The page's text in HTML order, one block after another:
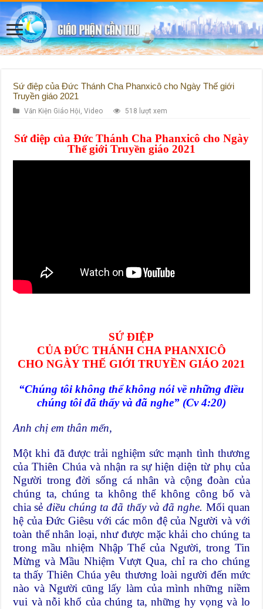
Sứ điệp của Đức Thánh Cha Phanxicô cho Ngày Thế giới
Truyền giáo 2021
Văn Kiện Giáo Hội ,Video 518 lượt xem
Sứ điệp của Đức Thánh Cha Phanxicô cho Ngày
Thế giới Truyền giáo 2021
SỨ ĐIỆP
CỦA ĐỨC THÁNH CHA PHANXICÔ
CHO NGÀY THẾ GIỚI TRUYỀN GIÁO 2021
“Chúng tôi không thể không nói về những điều
chúng tôi đã thấy và đã nghe” (Cv 4:20)
Anh chị em thân mến,
Một khi đã được trải nghiệm sức mạnh tình thương
của Thiên Chúa và nhận ra sự hiện diện từ phụ của
Người trong đời sống cá nhân và cộng đoàn của
chúng ta, chúng ta không thể không công bố và
chia sẻ điều chúng ta đã thấy và đã nghe. Mối quan
hệ của Đức Giêsu với các môn đệ của Người và với
toàn thể nhân loại, như được mặc khải cho chúng ta
trong mầu nhiệm Nhập Thể của Người, trong Tin
Mừng và Mầu Nhiệm Vượt Qua, chỉ ra cho chúng
ta thấy Thiên Chúa yêu thương loài người đến mức
nào và Người cũng lấy làm của mình những niềm
vui và nỗi khổ của chúng ta, những hy vọng và lo